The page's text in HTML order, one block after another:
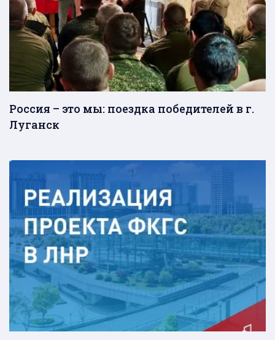
Россия – это мы: поездка победителей в г.
Луганск